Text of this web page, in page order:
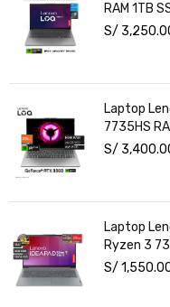
RAM 1TB
S/
Laptop
7735HS
3050 6GB
S/
Laptop
Ryzen 3
S/